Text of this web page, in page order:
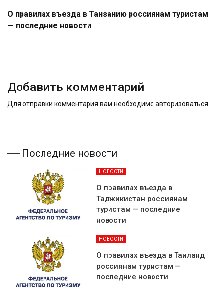
О правилах въезда в Танзанию россиянам туристам
— последние новости
Добавить комментарий
Для отправки комментария вам необходимо авторизоваться
Последние новости
НОВОСТИ
О правилах въезда в
Таджикистан россиянам
туристам — последние
новости
НОВОСТИ
О правилах въезда в Таиланд
россиянам туристам —
последние новости